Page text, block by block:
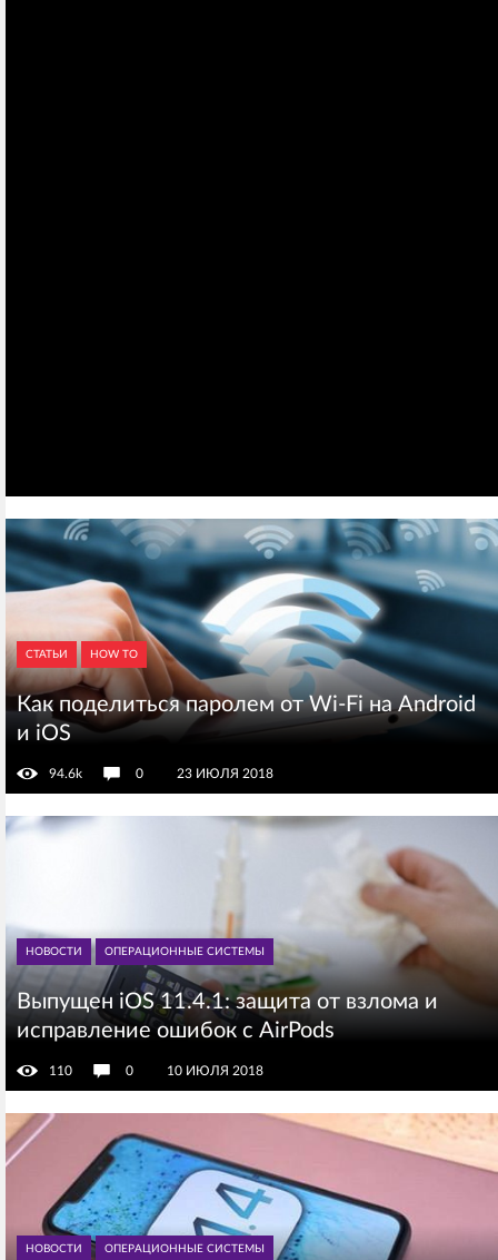
СТАТЬИ HOW TO
Как поделиться паролем от Wi-Fi на Android
и iOS
94.6k 0 23 ИЮЛЯ 2018
НОВОСТИ ОПЕРАЦИОННЫЕ СИСТЕМЫ
Выпущен iOS 11.4.1: защита от взлома и
исправление ошибок с AirPods
110 0 10 ИЮЛЯ 2018
НОВОСТИ ОПЕРАЦИОННЫЕ СИСТЕМЫ